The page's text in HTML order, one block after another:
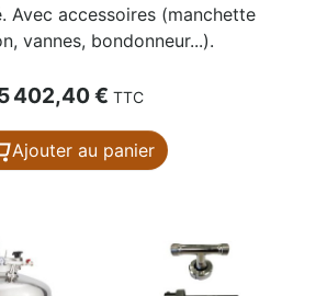
Avec accessoires (manchette
vannes, bondonneur...).
402,40 € TTC
Ajouter au panier